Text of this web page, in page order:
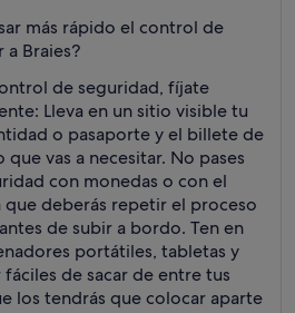
más rápido el control de
a Braies?
de seguridad, fíjate
Lleva en un sitio visible tu
o pasaporte y el billete de
vas a necesitar. No pases
con monedas o con el
deberás repetir el proceso
de subir a bordo. Ten en
portátiles, tabletas y
de sacar de entre tus
los tendrás que colocar aparte